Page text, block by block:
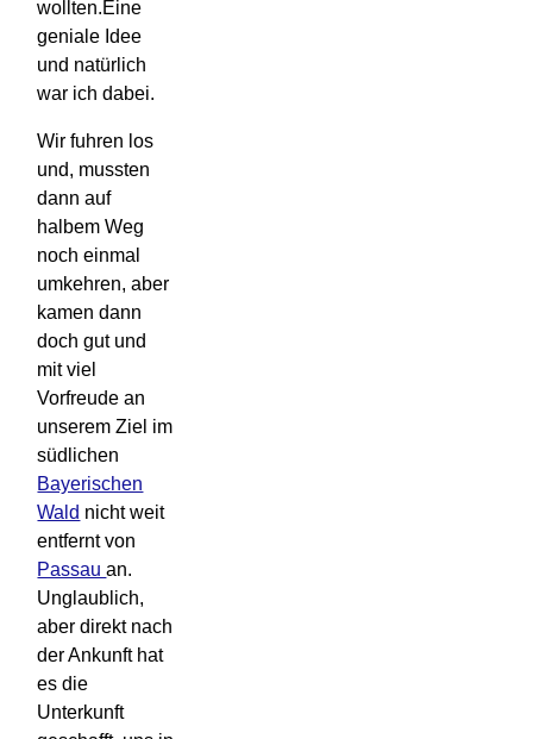
wollten.Eine
geniale Idee
und natürlich
war ich dabei.
Wir fuhren los
und, mussten
dann auf
halbem Weg
noch einmal
umkehren, aber
kamen dann
doch gut und
mit viel
Vorfreude an
unserem Ziel im
südlichen
Bayerischen
Wald nicht weit
entfernt von
Passauan.
Unglaublich,
aber direkt nach
der Ankunft hat
es die
Unterkunft